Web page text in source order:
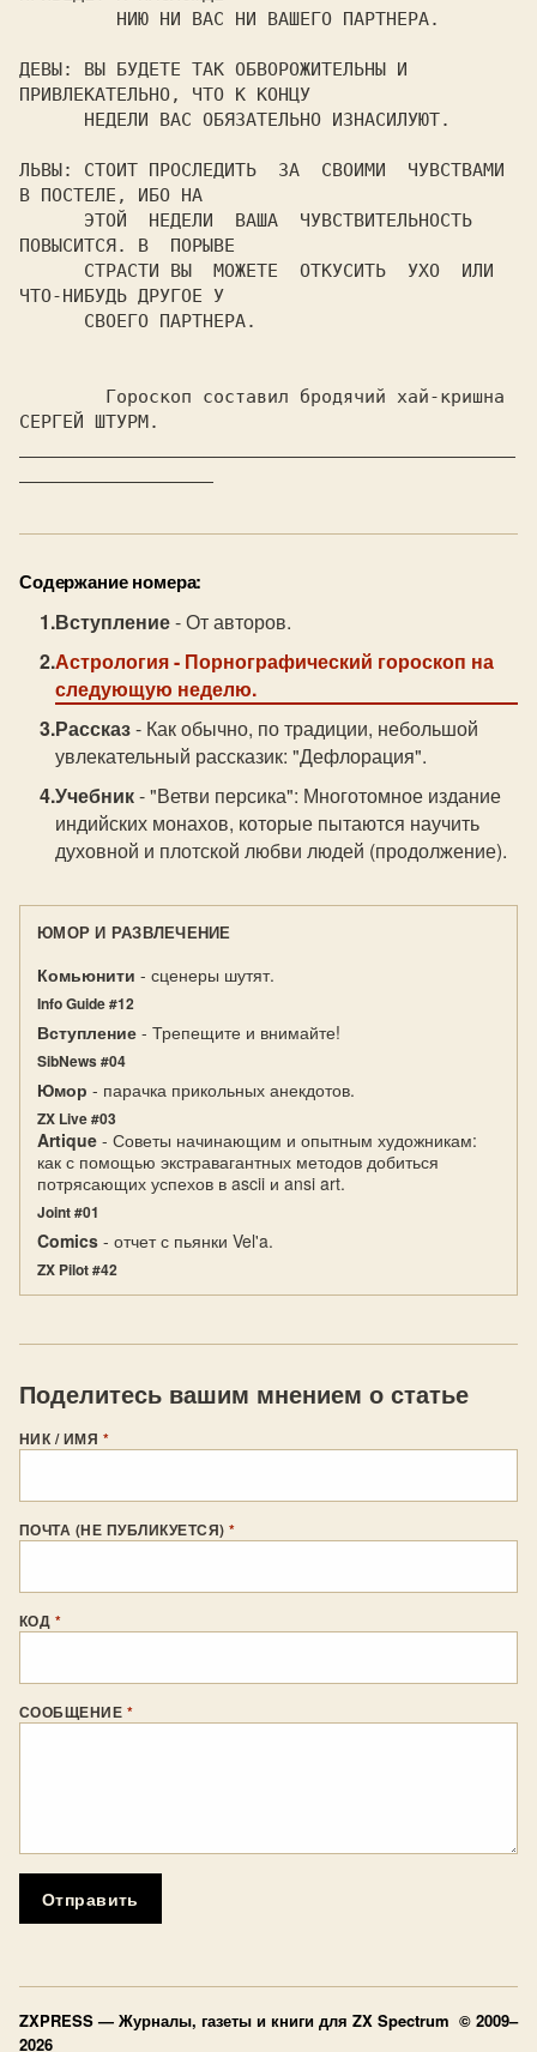
ДЕВЫ: ВЫ БУДЕТЕ ТАК ОБВОРОЖИТЕЛЬНЫ И
ПРИВЛЕКАТЕЛЬНО, ЧТО К КОНЦУ
ЛЬВЫ: СТОИТ ПРОСЛЕДИТЬ  ЗА  СВОИМИ  ЧУВСТВАМИ
В ПОСТЕЛЕ, ИБО НА
ПОВЫСИТСЯ. В  ПОРЫВЕ
ЧТО-НИБУДЬ ДРУГОЕ У
Содержание номера:
Вступление- От авторов.
Астрология- Порнографический гороскоп на
следующую неделю.
Рассказ- Как обычно, по традиции, небольшой
увлекательный рассказик: "Дефлорация".
Учебник- "Ветви персика": Многотомное издание
индийских монахов, которые пытаются научить
духовной и плотской любви людей (продолжение).
ЮМОР И РАЗВЛЕЧЕНИЕ
Комьюнити - сценеры шутят.
Info Guide #12
Вступление - Трепещите и внимайте!
SibNews #04
Юмор - парачка прикольных анекдотов.
ZX Live #03
Artique - Советы начинающим и опытным художникам:
как с помощью экстравагантных методов добиться
потрясающих успехов в ascii и ansi art.
Joint #01
Comics - отчет с пьянки Vel'a.
ZX Pilot #42
Поделитесь вашим мнением о статье
НИК / ИМЯ *
ПОЧТА (НЕ ПУБЛИКУЕТСЯ)*
КОД *
СООБЩЕНИЕ *
Отправить
ZXPRESS — Журналы, газеты и книги для ZX Spectrum © 2009–
2026